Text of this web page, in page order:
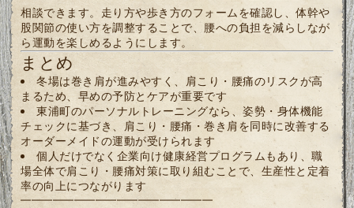
相談できます。走り方や歩き方のフォームを確認し、体幹や
股関節の使い方を調整することで、腰への負担を減らしなが
ら運動を楽しめるようにします。
まとめ
冬場は巻き肩が進みやすく、肩こり・腰痛のリスクが高
まるため、早めの予防とケアが重要です
東浦町のパーソナルトレーニングなら、姿勢・身体機能
チェックに基づき、肩こり・腰痛・巻き肩を同時に改善する
オーダーメイドの運動が受けられます
個人だけでなく企業向け健康経営プログラムもあり、職
場全体で肩こり・腰痛対策に取り組むことで、生産性と定着
率の向上につながります
━━━━━━━━━━━━━━━━━━